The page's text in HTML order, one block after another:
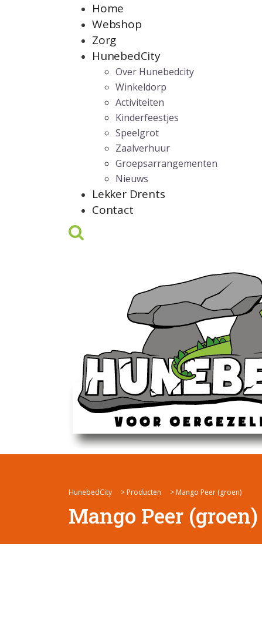
Home
Webshop
Zorg
HunebedCity
Over Hunebedcity
Winkeldorp
Activiteiten
Kinderfeestjes
Speelgrot
Zaalverhuur
Groepsarrangementen
Nieuws
Lekker Drents
Contact
HunebedCity > Producten > Mango Peer (groen)
Mango Peer (groen)